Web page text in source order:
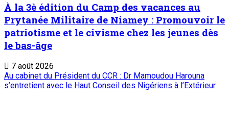
À la 3è édition du Camp des vacances au
Prytanée Militaire de Niamey : Promouvoir le
patriotisme et le civisme chez les jeunes dès
le bas-âge
7 août 2026
Au cabinet du Président du CCR : Dr Mamoudou Harouna
s’entretient avec le Haut Conseil des Nigériens à l’Extérieur